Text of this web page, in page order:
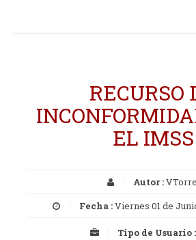
RECURSO
EL IMSS
Autor :
Fecha :Viernes 01 de
Tipo de Usuario :